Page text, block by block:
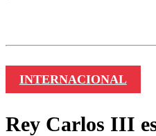
INTERNACIONAL
Rey Carlos III